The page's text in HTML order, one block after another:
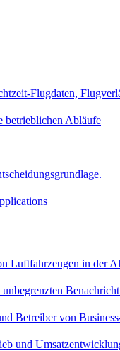
Flugdaten,
betrieblichen Abläufe
Luftfahrzeugen in der
Betreiber von
und